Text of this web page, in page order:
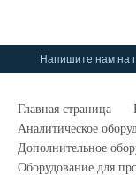
Напишите нам на
Главная страница
Аналитическое
Дополнительное
Оборудование для